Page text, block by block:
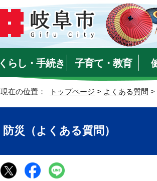
くらし・手続き 子育て・教育
現在の位置： トップページ > よくある質問 >
防災（よくある質問）